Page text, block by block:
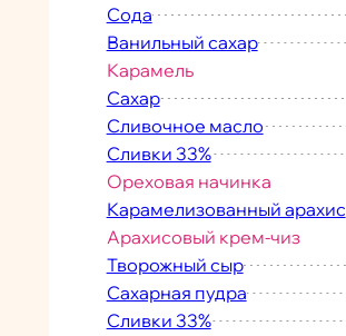
Сода
Ванильный сахар
Карамель
Сахар
Сливочное масло
Сливки 33%
Ореховая начинка
Карамелизованный арахис
Арахисовый крем-чиз
Творожный сыр
Сахарная пудра
Сливки 33%